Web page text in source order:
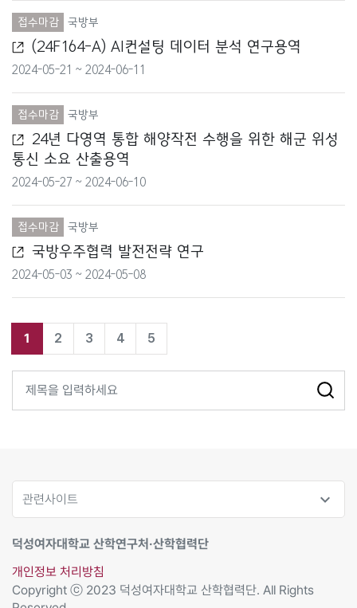
질병관리청
통계청
접수마감 국방부
(24F164-A) AI컨설팅 데이터 분석 연구용역
2024-05-21 ~ 2024-06-11
접수마감 국방부
24년 다영역 통합 해양작전 수행을 위한 해군 위성
통신 소요 산출용역
2024-05-27 ~ 2024-06-10
접수마감 국방부
국방우주협력 발전전략 연구
2024-05-03 ~ 2024-05-08
1 2 3 4 5
덕성여자대학교 산학연구처·산학협력단
개인정보 처리방침
Copyright ⓒ 2023 덕성여자대학교 산학협력단. All Rights
관련사이트 expand_more